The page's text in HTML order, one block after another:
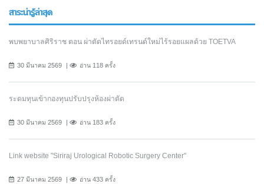
สาระน่ารู้ล่าสุด
พบพยาบาลศิริราช ตอน ผ่าตัดไทรอยด์เทรนด์ใหม่ไร้รอยแผลด้วย TOETVA
30 มีนาคม 2569 อ่าน 118 ครั้ง
ระดมทุนเข้ากองทุนปรับปรุงห้องผ่าตัด
30 มีนาคม 2569 อ่าน 183 ครั้ง
Link website "Siriraj Urological Robotic Surgery Center"
27 มีนาคม 2569 อ่าน 433 ครั้ง